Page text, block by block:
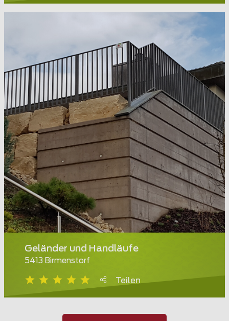
Geländer und Handläufe
5413 Birmenstorf
Teilen